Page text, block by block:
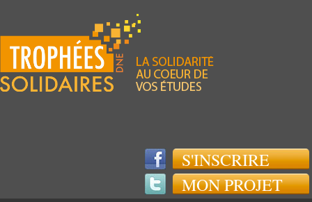
S'INSCRIRE
MON PROJET